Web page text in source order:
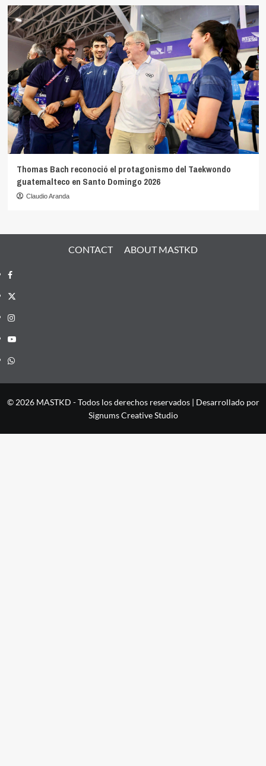
Thomas Bach reconoció el protagonismo del Taekwondo
guatemalteco en Santo Domingo 2026
Claudio Aranda
CONTACT ABOUT MASTKD
Facebook
X
Instagram
YouTube
Whatsapp